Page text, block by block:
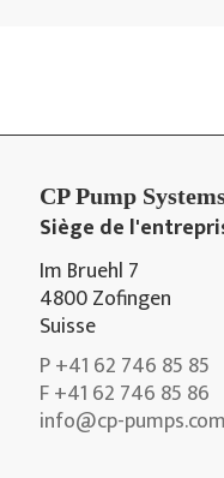
CP Pump
Siège de
Im Bruehl 7
4800 Zofingen
Suisse
P +41 62 746 85 85
F +41 62 746 85 86
info@cp-pumps.com